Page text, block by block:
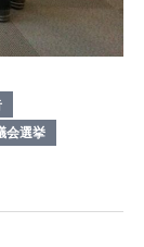
会選挙